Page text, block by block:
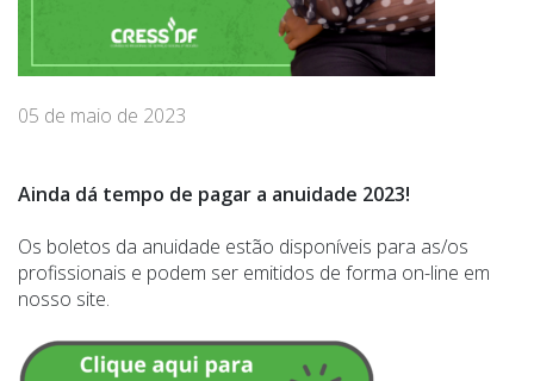
05 de maio de 2023
Ainda dá tempo de pagar a anuidade 2023!
Os boletos da anuidade estão disponíveis para as/os
profissionais e podem ser emitidos de forma on-line em
nosso site.